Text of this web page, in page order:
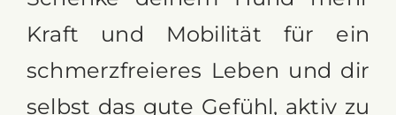
schmerzfreieres Leben und dir
selbst das gute Gefühl, aktiv zu
seiner Gesundheit beizutragen!